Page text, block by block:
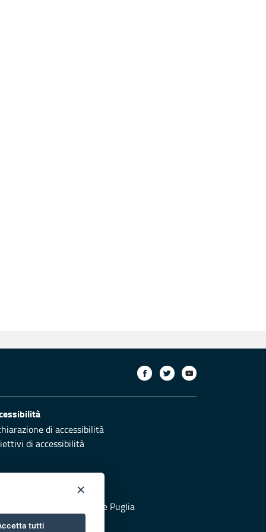
di accessibilità
di accessibilità
al sito di Protezione Civile Puglia
×
tutti